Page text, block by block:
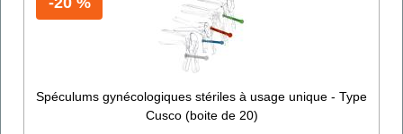
Spéculums gynécologiques stériles à usage unique - Type
Cusco (boite de 20)